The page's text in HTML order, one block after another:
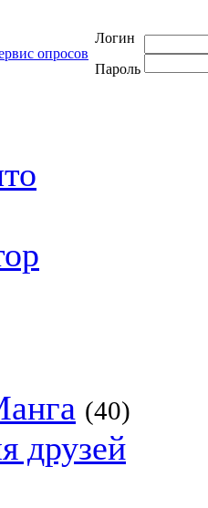
Логин
Пароль
(40)
друзей